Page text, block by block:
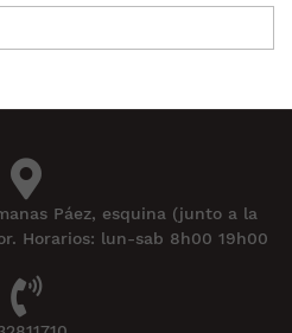
Páez, esquina (junto a la
Horarios: lun-sab 8h00 19h00